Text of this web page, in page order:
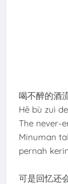
喝不醉的酒
Hē bù zuì
The never-
Minuman
pernah
可是回忆还